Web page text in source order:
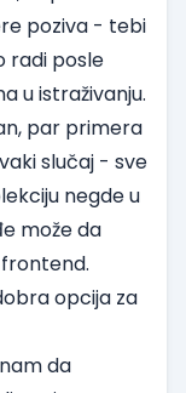
poziva - tebi
radi posle
u istraživanju.
par primera
slučaj - sve
negde u
može da
opcija za
da